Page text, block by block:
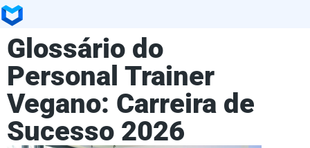
Glossário do
Personal Trainer
Vegano: Carreira de
Sucesso 2026